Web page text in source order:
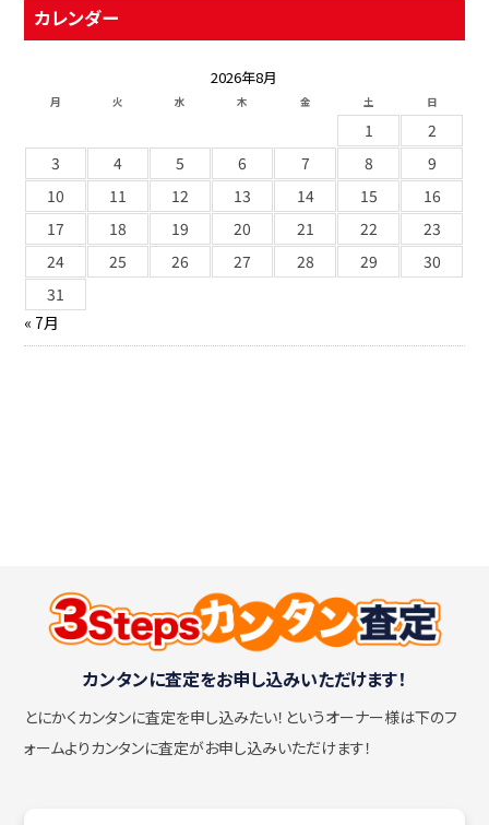
カレンダー
2026年8月
月 火 水 木 金 土 日
1
2
3
4 5 6 7 8
9
10
11 12 13 14 15
16
17
18 19 20 21 22
23
24
25 26 27 28 29
30
31
« 7月
カンタンに査定をお申し込みいただけます！
とにかくカンタンに査定を申し込みたい！ というオーナー様は下のフ
ォームよりカンタンに査定がお申し込みいただけます！